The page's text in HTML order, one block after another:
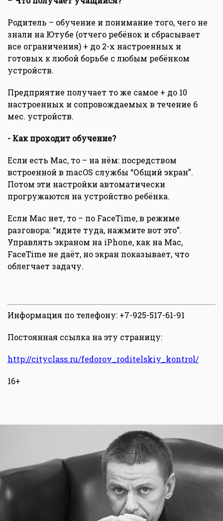
Родитель – обучение и понимание того, чего не
знали на Ютубе (отчего ребёнок и сбрасывает
все ограничения) + до 2-х настроенных и
готовых к любой борьбе с любым ребёнком
устройств.
Предприятие получает то же самое + до 10
настроенных и сопровождаемых в течение 6
мес. устройств.
- Как проходит обучение?
Если есть Mac, то – на нём: посредством
встроенной в macOS службы “Общий экран”.
Потом эти настройки автоматически
прогружаются на устройство ребёнка.
Если Mac нет, то – по FaceTime, в режиме
разговора: “идите туда, нажмите вот это”.
Управлять экраном на iPhone, как на Mac,
FaceTime не даёт, но экран показывает, что
облегчает задачу.
Информация по телефону: +7-925-517-61-91
Постоянная ссылка на эту страницу:
http://cityclass.ru/fedorov_roditelskiy_kontrol/
16+